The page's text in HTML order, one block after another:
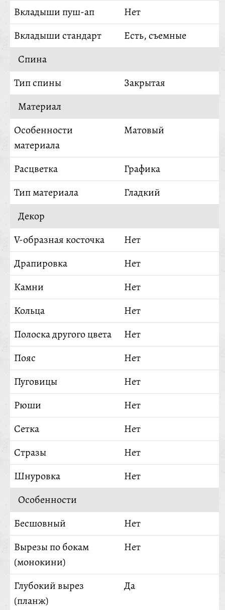
Вкладыши пуш-ап
Нет
Вкладыши стандарт
Есть, съемные
Спина
Тип спины
Закрытая
Материал
Особенности
материала
Матовый
Расцветка
Графика
Тип материала
Гладкий
Декор
V-образная косточка
Нет
Драпировка
Нет
Камни
Нет
Кольца
Нет
Полоска другого цвета
Нет
Пояс
Нет
Пуговицы
Нет
Рюши
Нет
Сетка
Нет
Стразы
Нет
Шнуровка
Нет
Особенности
Бесшовный
Нет
Вырезы по бокам
(монокини)
Нет
Глубокий вырез
(планж)
Да